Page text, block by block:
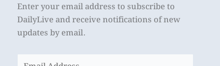
Enter your email address to subscribe to
DailyLive and receive notifications of new
updates by email.